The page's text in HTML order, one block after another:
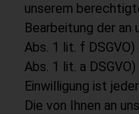
unserem
Bearbeitung der
Abs. 1 lit. f
Abs. 1 lit. a
Einwilligung ist
Die von Ihnen an